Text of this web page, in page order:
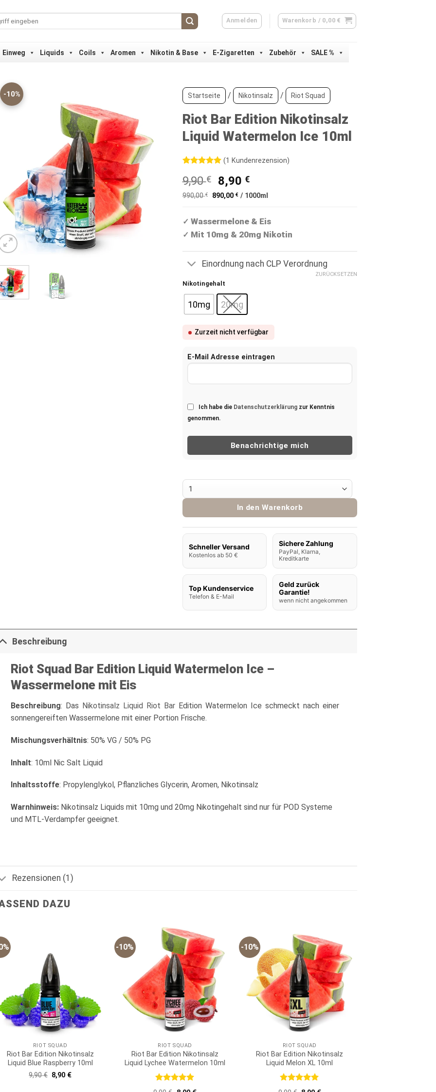
Anmelden Warenkorb / 0,00 €
Einweg Liquids Coils Aromen Nikotin & Base E-Zigaretten Zubehör SALE %
-10% Startseite / Nikotinsalz / Riot Squad
Riot Bar Edition Nikotinsalz
Liquid Watermelon Ice 10ml
mit5von
5, basierend
auf
(1 Kundenrezension)
9,90€
Ursprünglicher
Preis
war:
9,90 €
8,90 €Aktueller
Preis
8,90 €.
990,00€ 890,00 €/ 1000ml
✓ Wassermelone & Eis
✓ Mit 10mg & 20mg Nikotin
Einordnung nach CLP Verordnung
Nikotingehalt
10mg 20mg
ZURÜCKSETZEN
Zurzeit nicht verfügbar
E-Mail Adresse eintragen
Ich habe die Datenschutzerklärungzur Kenntnis
genommen.
Benachrichtige mich
Riot Bar Edition Nikotinsalz Liquid Watermelon Ice 10ml Menge
In den Warenkorb
Schneller Versand
Kostenlos ab 50 €
Sichere Zahlung
PayPal, Klarna,
Kreditkarte
Top Kundenservice
Telefon & E-Mail
Geld zurück
Garantie!
wenn nicht angekommen
Beschreibung
Riot Squad Bar Edition Liquid Watermelon Ice –
Wassermelone mit Eis
Beschreibung: Das Nikotinsalz Liquid Riot Bar Edition Watermelon Ice schmeckt nach einer
sonnengereiften Wassermelone mit einer Portion Frische.
Mischungsverhältnis: 50% VG / 50% PG
Inhalt: 10ml Nic Salt Liquid
Inhaltsstoffe: Propylenglykol, Pflanzliches Glycerin, Aromen, Nikotinsalz
Warnhinweis: Nikotinsalz Liquids mit 10mg und 20mg Nikotingehalt sind nur für POD Systeme
und MTL-Verdampfer geeignet.
Rezensionen (1)
DAZU
RIOT SQUAD
Riot Bar Edition Nikotinsalz
Liquid Blue Raspberry 10ml
9,90€ Ursprünglicher
Preis
8,90 €Aktueller
-10%
RIOT SQUAD
Riot Bar Edition Nikotinsalz
Liquid Lychee Watermelon 10ml
Bewertet
-10%
RIOT SQUAD
Riot Bar Edition Nikotinsalz
Liquid Melon XL 10ml
Bewertet